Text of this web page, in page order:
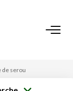
de serou